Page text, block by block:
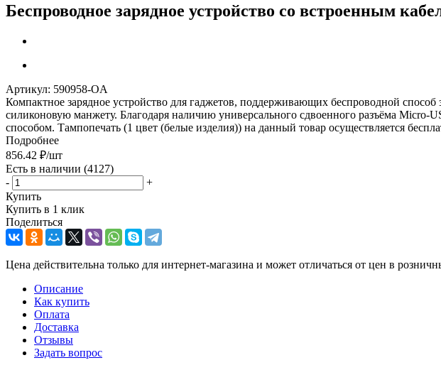
Беспроводное зарядное устройство со встроенным
Артикул: 590958-OA
Компактное зарядное устройство для гаджетов, поддерживающих беспроводной
силиконовую манжету. Благодаря наличию универсального сдвоенного разъёма
способом. Тампопечать (1 цвет (белые изделия)) на данный товар осуществляется
Подробнее
856.42 ₽/шт
Есть в наличии (4127)
-
+
Купить
Купить в 1 клик
Поделиться
Цена действительна только для интернет-магазина и может отличаться от цен в
Описание
Как купить
Оплата
Доставка
Отзывы
Задать вопрос